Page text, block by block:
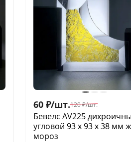
60 ₽/шт.120 ₽/шт.
Бевелс AV225
угловой 93 х 93 х 38 мм
мороз